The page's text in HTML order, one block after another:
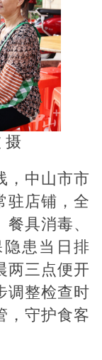
摄
，中山市市
驻店铺，全
具消毒、
患当日排
两三点便开
调整检查时
，守护食客